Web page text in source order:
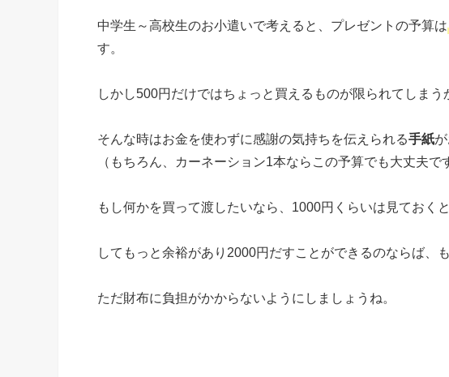
中学生～高校生のお小遣いで考えると、プレゼントの予算は
す。
しかし500円だけではちょっと買えるものが限られてしまう
そんな時はお金を使わずに感謝の気持ちを伝えられる手紙
（もちろん、カーネーション1本ならこの予算でも大丈夫で
もし何かを買って渡したいなら、1000円くらいは見ておく
してもっと余裕があり2000円だすことができるのならば、
ただ財布に負担がかからないようにしましょうね。